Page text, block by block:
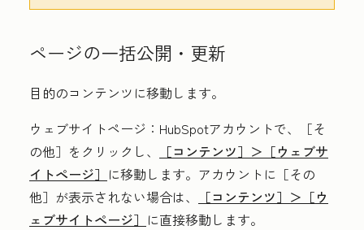
ページの一括公開・更新
目的のコンテンツに移動します。
ウェブサイトページ ：HubSpotアカウントで、
［そ
の他］をクリックし、
［コンテンツ］＞ ［ウェブサ
イトページ］ に移動します。アカウントに ［その
他］が表示されない場合は、
［コンテンツ］＞ ［ウ
ェブサイトページ］ に直接移動します。